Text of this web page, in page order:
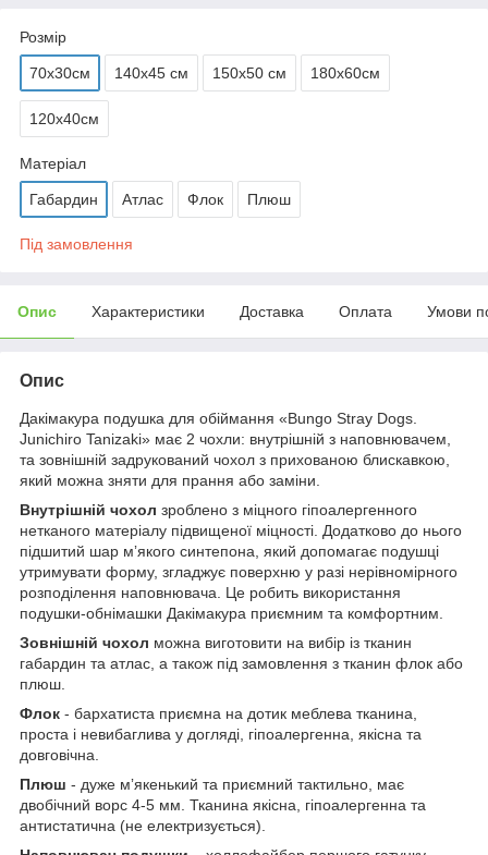
Розмір
70х30см 140х45 см 150х50 см 180х60см
120х40см
Матеріал
Габардин Атлас Флок Плюш
Під замовлення
Опис Характеристики Доставка Оплата Умови
Опис
Дакімакура подушка для обіймання «Bungo Stray Dogs.
Junichiro Tanizaki» має 2 чохли: внутрішній з наповнювачем,
та зовнішній задрукований чохол з прихованою блискавкою,
який можна зняти для прання або заміни.
Внутрішній чохол зроблено з міцного гіпоалергенного
нетканого матеріалу підвищеної міцності. Додатково до нього
підшитий шар мʼякого синтепона, який допомагає подушці
утримувати форму, згладжує поверхню у разі нерівномірного
розподілення наповнювача. Це робить використання
подушки-обнімашки Дакімакура приємним та комфортним.
Зовнішній чохол можна виготовити на вибір із тканин
габардин та атлас, а також під замовлення з тканин флок або
плюш.
Флок - бархатиста приємна на дотик меблева тканина,
проста і невибаглива у догляді, гіпоалергенна, якісна та
довговічна.
Плюш - дуже мʼякенький та приємний тактильно, має
двобічний ворс 4-5 мм. Тканина якісна, гіпоалергенна та
антистатична (не електризується).